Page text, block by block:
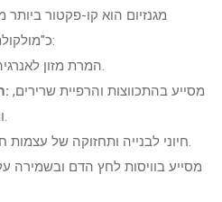
כ"מולקולת עזר" בתהליכים חיוניים, כולל:
המרת מזון לאנרגיה שמישה.
תפקוד שרירים ועצבים: מסייע בהתכווצות והרפיית שרירים,
ומווסת נוירוטרנסמיטרים.
חיוני לבנייה ותחזוקה של עצמות חזקות.
מסייע בוויסות לחץ הדם ובשמירה